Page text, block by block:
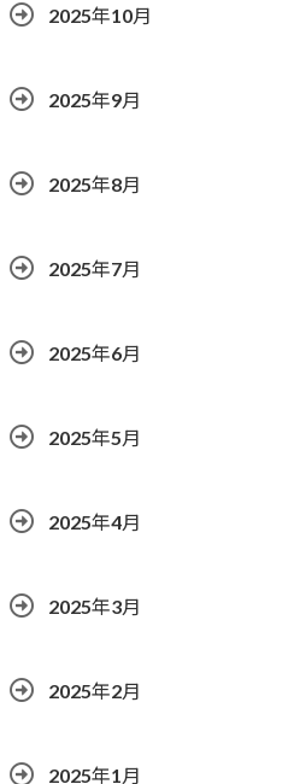
2025年10月
2025年9月
2025年8月
2025年7月
2025年6月
2025年5月
2025年4月
2025年3月
2025年2月
2025年1月